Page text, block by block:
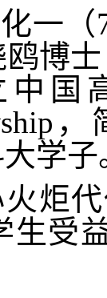
一（
博
国
，
学子
炬
生受